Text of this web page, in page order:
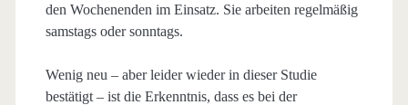
den Wochenenden im Einsatz. Sie arbeiten regelmäßig
samstags oder sonntags.
Wenig neu – aber leider wieder in dieser Studie
bestätigt – ist die Erkenntnis, dass es bei der